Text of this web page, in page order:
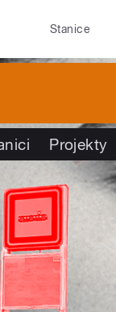
Stanice
Projekty